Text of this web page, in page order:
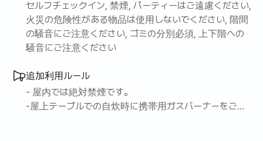
セルフチェックイン, 禁煙, パーティーはご遠慮ください,
火災の危険性がある物品は使用しないでください, 階間
の騒音にご注意ください, ゴミの分別必須, 上下階への
騒音にご注意ください
追加利用ルール
- 屋内では絶対禁煙です。
-屋上テーブルでの自炊時に携帯用ガスバーナーをご利